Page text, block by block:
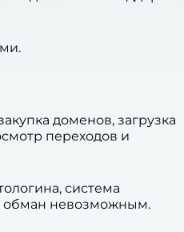
доменов, загрузка
переходов и
система
обман невозможным.